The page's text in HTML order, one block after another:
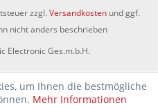
zzgl.Versandkosten und ggf.
nicht anders beschrieben
Electronic Ges.m.b.H.
um Ihnen die bestmögliche
Mehr Informationen